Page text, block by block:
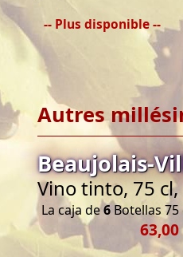
-- Plus disponible --
Autres
Beaujolais-
Vino tinto, 75 cl,
La caja de6 Botellas 75
63,00